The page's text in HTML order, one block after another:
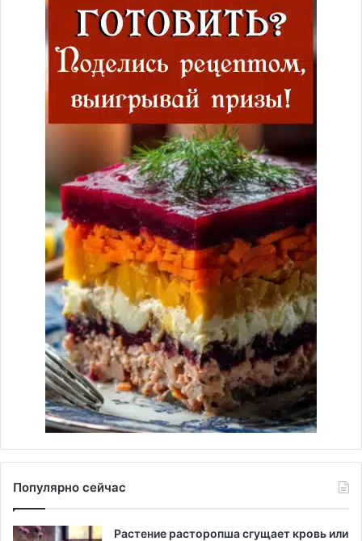
Популярно сейчас
Растение расторопша сгущает кровь или